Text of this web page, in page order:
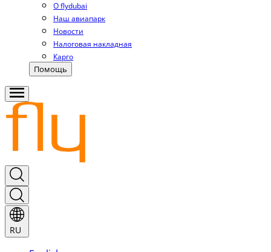
О flydubai
Наш авиапарк
Новости
Налоговая накладная
Карго
Помощь
RU